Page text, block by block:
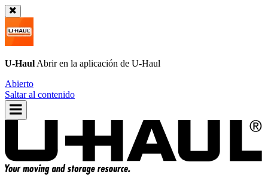
U-Haul Abrir en la aplicación de U-Haul
Abierto
Saltar al contenido